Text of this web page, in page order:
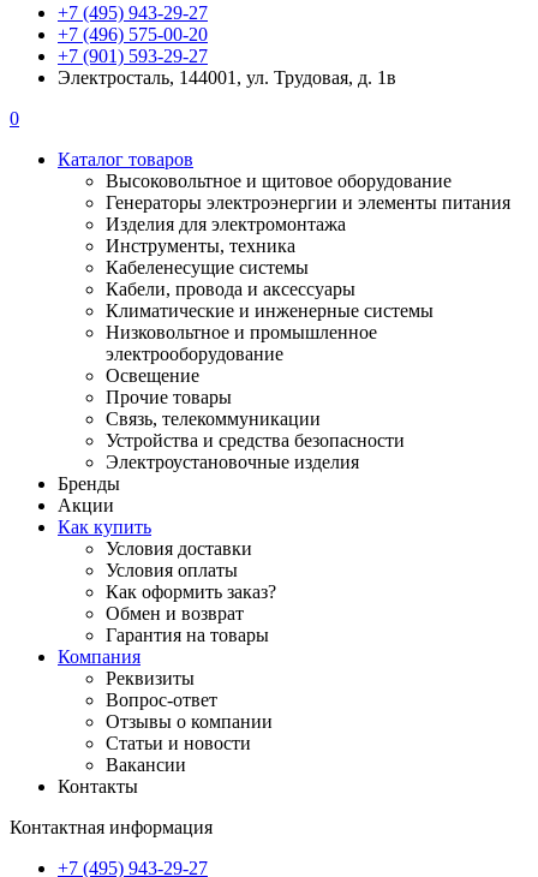
+7 (495) 943-29-27
+7 (496) 575-00-20
+7 (901) 593-29-27
Электросталь, 144001, ул. Трудовая, д. 1в
0
Каталог товаров
Высоковольтное и щитовое оборудование
Генераторы электроэнергии и элементы питания
Изделия для электромонтажа
Инструменты, техника
Кабеленесущие системы
Кабели, провода и аксессуары
Климатические и инженерные системы
Низковольтное и промышленное
электрооборудование
Освещение
Прочие товары
Связь, телекоммуникации
Устройства и средства безопасности
Электроустановочные изделия
Бренды
Акции
Как купить
Условия доставки
Условия оплаты
Как оформить заказ?
Обмен и возврат
Гарантия на товары
Компания
Реквизиты
Вопрос-ответ
Отзывы о компании
Статьи и новости
Вакансии
Контакты
Контактная информация
+7 (495) 943-29-27